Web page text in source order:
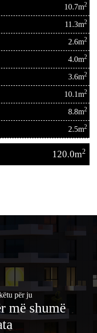
10.7m2
11.3m2
2.6m2
4.0m2
3.6m2
10.1m2
8.8m2
2.5m2
120.0m2
për ju
më shumë